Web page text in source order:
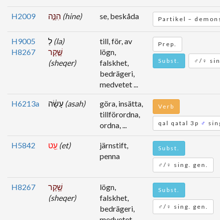
H2009 (hine) se, beskåda Partikel –
H9005
H8267
(la)
שֶּׁ֣קֶר
(sheqer)
till, för, av
lögn,
falskhet,
bedrägeri,
medvetet ...
Prep.
Subst. ♂/♀
H6213a (asah)
göra, insätta,
tillförordna,
ordna, ...
Verb
qal qatal 3p ♂
H5842 (et)
järnstift,
penna
Subst.
♂/♀ sing. gen.
H8267
שֶׁ֥קֶר
(sheqer)
lögn,
falskhet,
bedrägeri,
Subst.
♂/♀ sing. gen.